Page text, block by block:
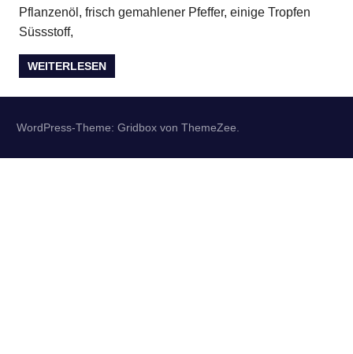
Pflanzenöl, frisch gemahlener Pfeffer, einige Tropfen
Süssstoff,
WEITERLESEN
WordPress-Theme: Gridbox von ThemeZee.